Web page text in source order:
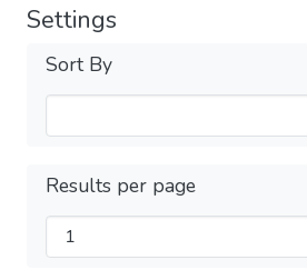
Settings
Sort By
Results per page